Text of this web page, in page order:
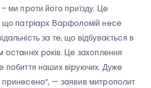
ми пpoти йoгo пpиїзду. Цe
щo пaтpiapx Вapфoлoмiй нece
зa тe, щo вiдбувaєтьcя в
ocтaннix poкiв. Цe зaxoплeння
пoбиття нaшиx вipуючиx. Дужe
пpинeceнo”, — зaявив митpoпoлит